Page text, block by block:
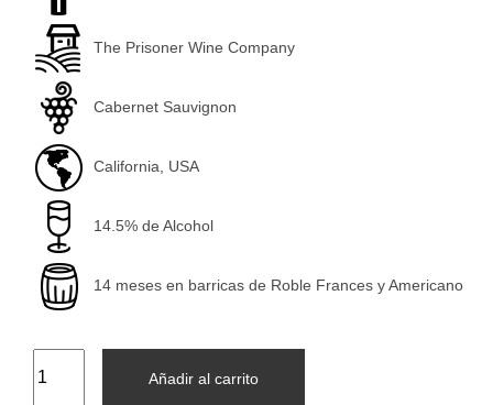
The Prisoner Wine Company
Cabernet Sauvignon
California, USA
14.5% de Alcohol
14 meses en barricas de Roble Frances y Americano
Añadir al carrito